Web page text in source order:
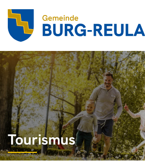
Tourismus